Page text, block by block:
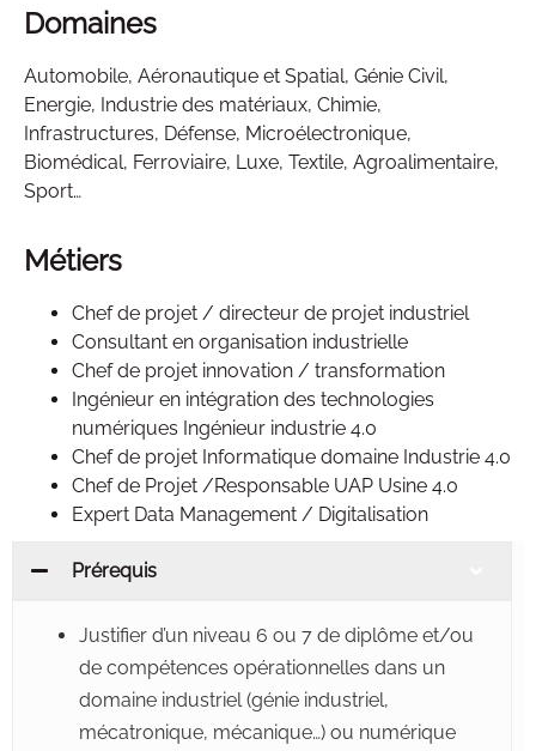
Domaines
Automobile, Aéronautique et Spatial, Génie Civil,
Energie, Industrie des matériaux, Chimie,
Infrastructures, Défense, Microélectronique,
Biomédical, Ferroviaire, Luxe, Textile, Agroalimentaire,
Sport…
Métiers
Chef de projet / directeur de projet industriel
Consultant en organisation industrielle
Chef de projet innovation / transformation
Ingénieur en intégration des technologies
numériques Ingénieur industrie 4.0
Chef de projet Informatique domaine Industrie 4.0
Chef de Projet /Responsable UAP Usine 4.0
Expert Data Management / Digitalisation
Prérequis
Justifier d’un niveau 6 ou 7 de diplôme et/ou
de compétences opérationnelles dans un
domaine industriel (génie industriel,
mécatronique, mécanique…) ou numérique